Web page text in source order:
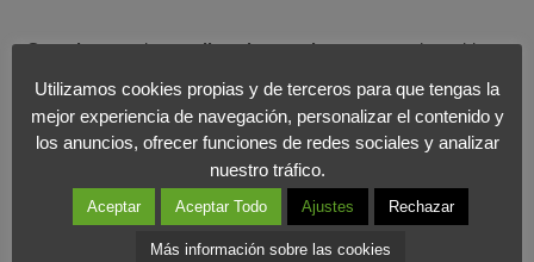
– Ganados: son losmedios ajenos a la marcaque han sido
incorporados a la comunicación por la acción de los clientes o
seguidores en redes sociales. Ligados a la reputación corporativa
es el canal con mayor poder de difusión sin inversión previa. Todo
lo difundido por este canal aumenta la credibilidad y fomente el
engagement de la comunidad. Tiene particularidad en su alcance,
Utilizamos cookies propias y de terceros para que tengas la
mejor experiencia de navegación, personalizar el contenido y
los anuncios, ofrecer funciones de redes sociales y analizar
nuestro tráfico.
Aceptar Aceptar Todo Ajustes Rechazar
Más información sobre las cookies